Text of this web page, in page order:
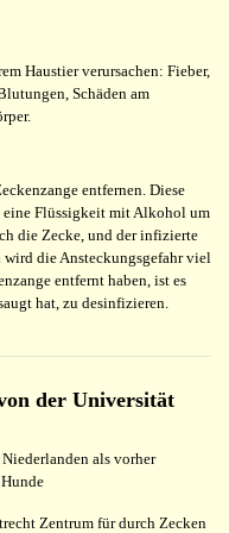
Haustier verursachen: Fieber,
Schäden am
entfernen. Diese
eine Flüssigkeit mit Alkohol um
die Zecke, und der infizierte
die Ansteckungsgefahr viel
entfernt haben, ist es
hat, zu desinfizieren.
der Universität
als vorher
Zentrum für durch Zecken